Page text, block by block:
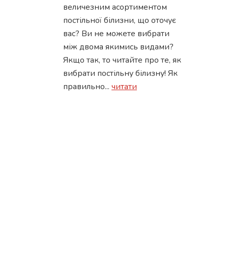
величезним асортиментом
постільної білизни, що оточує
вас? Ви не можете вибрати
між двома якимись видами?
Якщо так, то читайте про те, як
вибрати постільну білизну! Як
правильно... читати